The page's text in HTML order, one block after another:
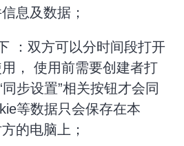
息及数据；
：双方可以分时间段打开
， 使用前需要创建者打
同步设置”相关按钮才会同
等数据只会保存在本
的电脑上；